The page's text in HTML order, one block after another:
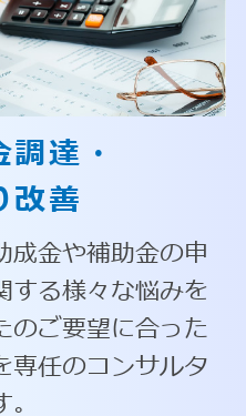
達・
改善
成金や補助金の申
する様々な悩みを
のご要望に合った
専任のコンサルタ